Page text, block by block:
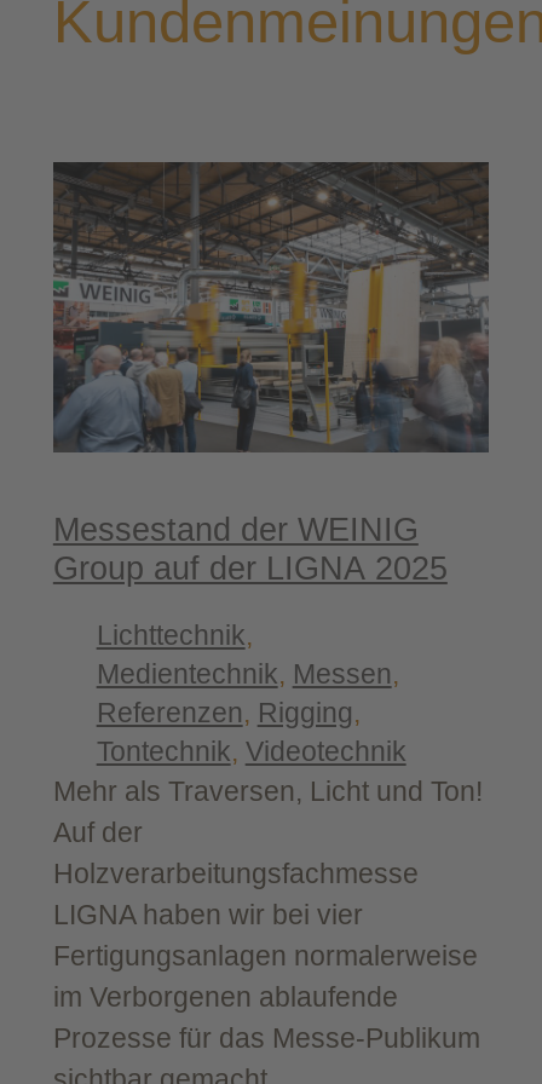
Mes­se­stand der WEINIG
Group auf der LIGNA 2025
Lichttechnik
Medientechnik, Messen
Referenzen, Rigging
Tontechnik, Videotechnik
Mehr als Traversen, Licht und Ton!
Auf der
Holzverarbeitungsfachmesse
LIGNA haben wir bei vier
Fertigungsanlagen normalerweise
im Verborgenen ablaufende
Prozesse für das Messe-Publikum